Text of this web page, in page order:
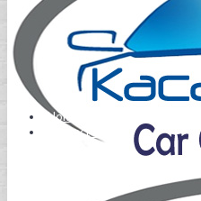
Home
Contact Us